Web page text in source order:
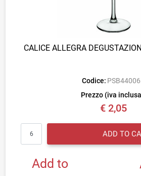
CALICE ALLEGRA
Codice:
Prezzo (iva
€ 2,05
ADD TO
Add to